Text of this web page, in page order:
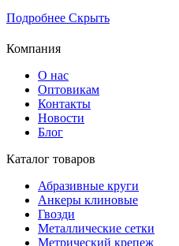
Подробнее Скрыть
Компания
О нас
Оптовикам
Контакты
Новости
Блог
Каталог товаров
Абразивные круги
Анкеры клиновые
Гвозди
Металлические сетки
Метрический крепеж